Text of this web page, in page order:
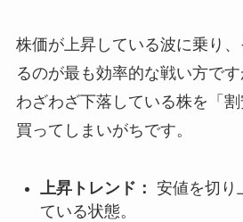
株価が上昇している波に乗り
るのが最も効率的な戦い方で
わざわざ下落している株を「
買ってしまいがちです。
上昇トレンド： 安値を切り
ている状態。